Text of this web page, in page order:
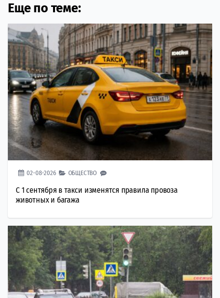
Еще по теме:
02-08-2026 ОБЩЕСТВО
С 1 сентября в такси изменятся правила провоза
животных и багажа